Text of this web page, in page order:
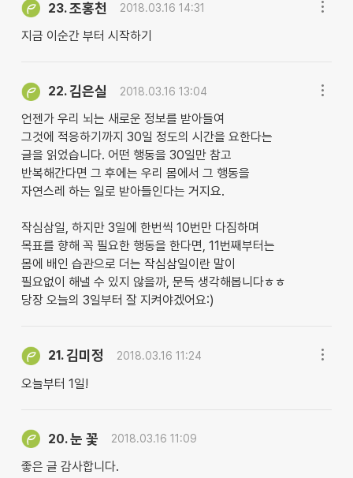
23.조홍천 2018.03.16 14:31
지금 이순간 부터 시작하기
22.김은실 2018.03.16 13:04
언젠가 우리 뇌는 새로운 정보를 받아들여
그것에 적응하기까지 30일 정도의 시간을 요한다는
글을 읽었습니다. 어떤 행동을 30일만 참고
반복해간다면 그 후에는 우리 몸에서 그 행동을
자연스레 하는 일로 받아들인다는 거지요.
작심삼일, 하지만 3일에 한번씩 10번만 다짐하며
목표를 향해 꼭 필요한 행동을 한다면, 11번째부터는
몸에 배인 습관으로 더는 작심삼일이란 말이
필요없이 해낼 수 있지 않을까, 문득 생각해봅니다ㅎㅎ
당장 오늘의 3일부터 잘 지켜야겠어요:)
21.김미정 2018.03.16 11:24
오늘부터 1일!
20.눈 꽃 2018.03.16 11:09
좋은 글 감사합니다.